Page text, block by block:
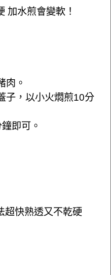
加水煎會變軟！
肉。
子，以小火燜煎10分
即可。
超快熟透又不乾硬